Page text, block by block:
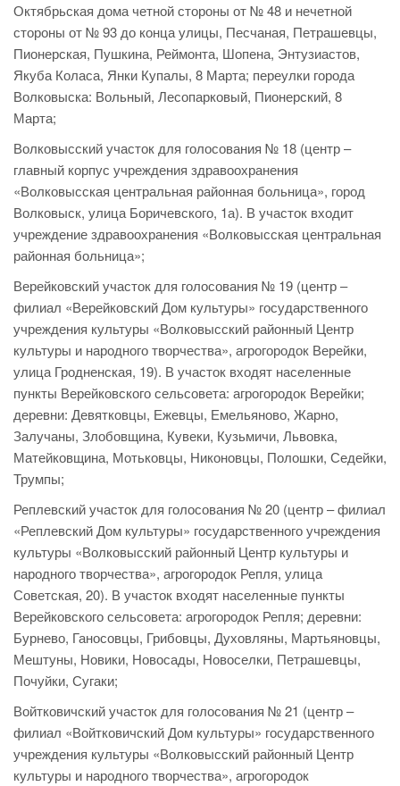
Октябрьская дома четной стороны от № 48 и нечетной
стороны от № 93 до конца улицы, Песчаная, Петрашевцы,
Пионерская, Пушкина, Реймонта, Шопена, Энтузиастов,
Якуба Коласа, Янки Купалы, 8 Марта; переулки города
Волковыска: Вольный, Лесопарковый, Пионерский, 8
Марта;
Волковысский участок для голосования № 18 (центр –
главный корпус учреждения здравоохранения
«Волковысская центральная районная больница», город
Волковыск, улица Боричевского, 1а). В участок входит
учреждение здравоохранения «Волковысская центральная
районная больница»;
Верейковский участок для голосования № 19 (центр –
филиал «Верейковский Дом культуры» государственного
учреждения культуры «Волковысский районный Центр
культуры и народного творчества», агрогородок Верейки,
улица Гродненская, 19). В участок входят населенные
пункты Верейковского сельсовета: агрогородок Верейки;
деревни: Девятковцы, Ежевцы, Емельяново, Жарно,
Залучаны, Злобовщина, Кувеки, Кузьмичи, Львовка,
Матейковщина, Мотьковцы, Никоновцы, Полошки, Седейки,
Трумпы;
Реплевский участок для голосования № 20 (центр – филиал
«Реплевский Дом культуры» государственного учреждения
культуры «Волковысский районный Центр культуры и
народного творчества», агрогородок Репля, улица
Советская, 20). В участок входят населенные пункты
Верейковского сельсовета: агрогородок Репля; деревни:
Бурнево, Ганосовцы, Грибовцы, Духовляны, Мартьяновцы,
Мештуны, Новики, Новосады, Новоселки, Петрашевцы,
Почуйки, Сугаки;
Войтковичский участок для голосования № 21 (центр –
филиал «Войтковичский Дом культуры» государственного
учреждения культуры «Волковысский районный Центр
культуры и народного творчества», агрогородок